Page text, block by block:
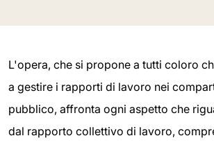
L'opera, che si propone a tutti coloro
a gestire i rapporti di lavoro nei
pubblico, affronta ogni aspetto che
dal rapporto collettivo di lavoro,